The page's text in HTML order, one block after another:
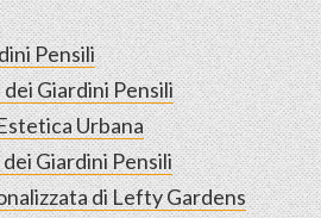
Pensili
Giardini Pensili
Urbana
Giardini Pensili
di Lefty Gardens